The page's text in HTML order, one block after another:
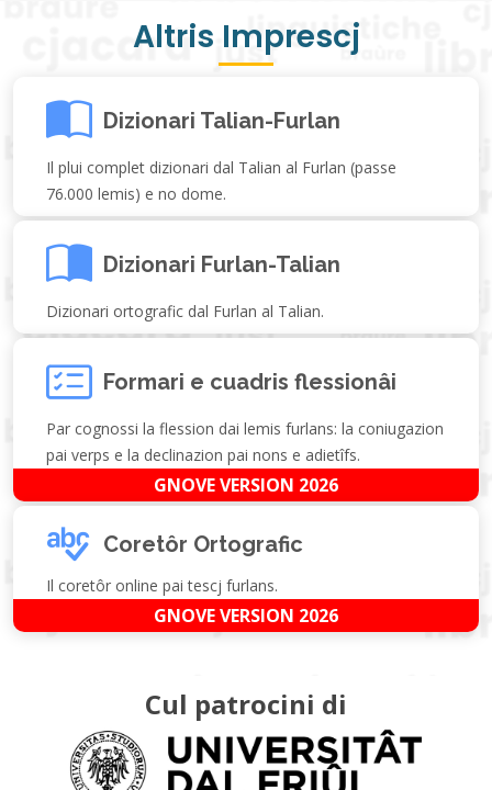
Altris Imprescj
Dizionari Talian-Furlan
Il plui complet dizionari dal Talian al Furlan (passe
76.000 lemis) e no dome.
Dizionari Furlan-Talian
Dizionari ortografic dal Furlan al Talian.
Formari e cuadris flessionâi
Par cognossi la flession dai lemis furlans: la coniugazion
pai verps e la declinazion pai nons e adietîfs.
GNOVE VERSION 2026
Coretôr Ortografic
Il coretôr online pai tescj furlans.
GNOVE VERSION 2026
Cul patrocini di